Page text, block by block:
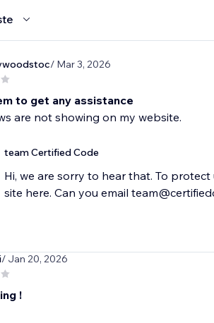
/ Mar 3, 2026
to get any assistance
are not showing on my website.
team Certified Code
Hi, we are sorry to hear that. To
site here. Can you email
/ Jan 20, 2026
!